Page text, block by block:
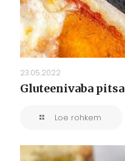
23.05.2022
Gluteenivaba pitsa
Loe rohkem